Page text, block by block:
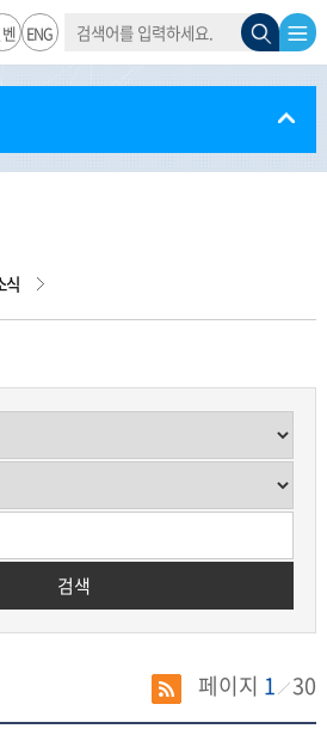
ENG
검
색
색
검
색
전
체
열
식
검색
페이지 1 30